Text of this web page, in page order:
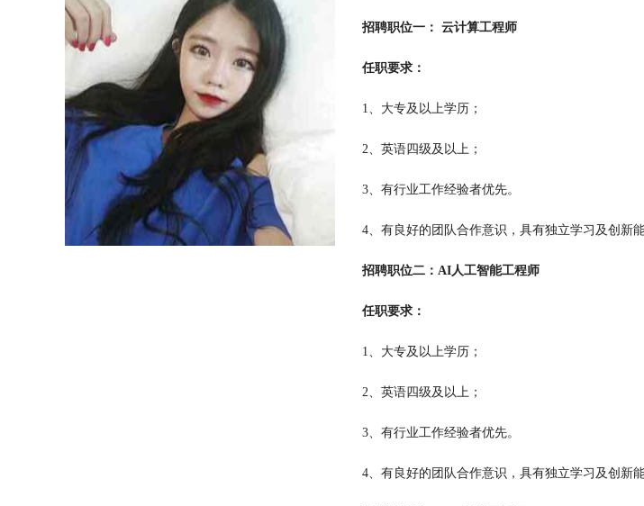
招聘职位一： 云计算工程师
任职要求：
1、大专及以上学历；
2、英语四级及以上；
3、有行业工作经验者优先。
4、有良好的团队合作意识，具有独立学习及创新能
招聘职位二：AI人工智能工程师
任职要求：
1、大专及以上学历；
2、英语四级及以上；
3、有行业工作经验者优先。
4、有良好的团队合作意识，具有独立学习及创新能